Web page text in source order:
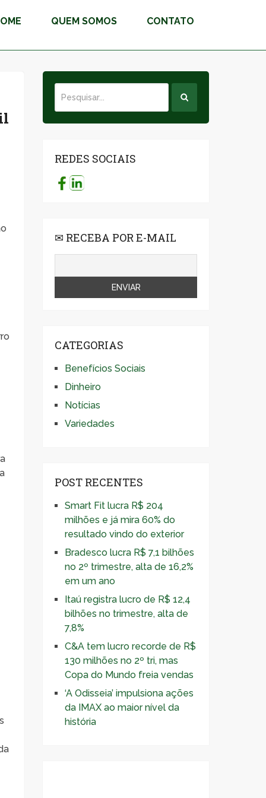
QUEM SOMOS CONTATO
REDES SOCIAIS
✉ RECEBA POR E-MAIL
CATEGORIAS
Benefícios Sociais
Dinheiro
Notícias
Variedades
POST RECENTES
Smart Fit lucra R$ 204
milhões e já mira 60% do
resultado vindo do exterior
Bradesco lucra R$ 7,1 bilhões
no 2º trimestre, alta de 16,2%
em um ano
Itaú registra lucro de R$ 12,4
bilhões no trimestre, alta de
7,8%
C&A tem lucro recorde de R$
130 milhões no 2º tri, mas
Copa do Mundo freia vendas
‘A Odisseia’ impulsiona ações
da IMAX ao maior nível da
história